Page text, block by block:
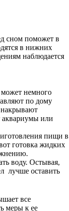
сном поможет в
в нижних
наблюдается
немного
по дому
накрывают
аквариумы или
пищи в
готовка жидких
воду. Остывая,
лучше оставить
все
меры к ее